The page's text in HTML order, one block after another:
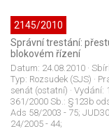
2145/2010
Správní trestání:
blokovém řízení
Datum: 24.08.2010 ·
Typ: Rozsudek (SJS) ·
senát (ostatní) · Vydání:
361/2000 Sb.: §123b
Ads 58/2003 - 75;
24/2005 - 44;